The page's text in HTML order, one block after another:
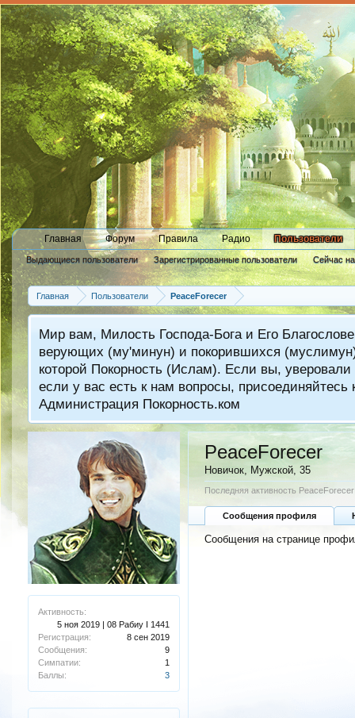
Главная Форум Правила Радио Пользователи
Выдающиеся пользователи Зарегистрированные пользователи Сейчас
Новые сообщения профиля
Главная
Пользователи PeaceForecer
Мир вам, Милость Господа-Бога и Его
верующих (му'минун) и покорившихся
которой Покорность (Ислам). Если вы,
если у вас есть к нам вопросы,
Администрация Покорность.ком
Активность:
5 ноя 2019 | 08 Рабиу I 1441
Регистрация:
8 сен 2019
Сообщения:
9
Симпатии:
1
Баллы:
3
PeaceForecer
Новичок , Мужской, 35
Последняя активность
Сообщения профиля
Сообщения на странице